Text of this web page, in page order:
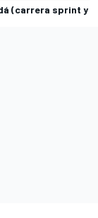
(carrera sprint y